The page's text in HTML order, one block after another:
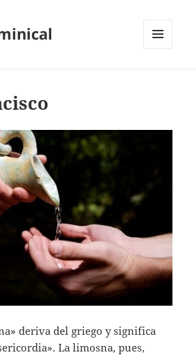
deriva del griego y significa
La limosna, pues,